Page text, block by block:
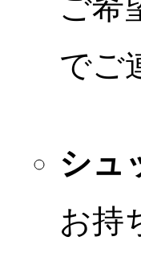
ご希
でご
シュ
お持